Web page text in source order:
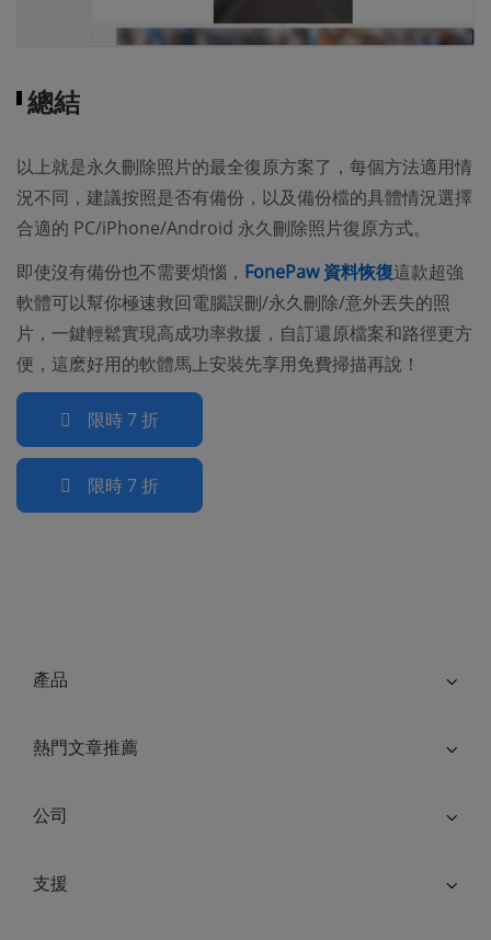
總結
以上就是永久刪除照片的最全復原方案了，每個方法適用情
況不同，建議按照是否有備份，以及備份檔的具體情況選擇
合適的 PC/iPhone/Android 永久刪除照片復原方式。
即使沒有備份也不需要煩惱， FonePaw 資料恢復這款超強
軟體可以幫你極速救回電腦誤刪/永久刪除/意外丟失的照
片，一鍵輕鬆實現高成功率救援，自訂還原檔案和路徑更方
便，這麽好用的軟體馬上安裝先享用免費掃描再說！
限時 7 折
限時 7 折
產品
熱門文章推薦
公司
支援